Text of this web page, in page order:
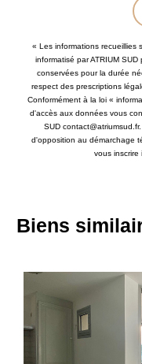
« Les informations recueillies
informatisé par ATRIUM
conservées pour la durée
respect des prescriptions
Conformément à la loi «
d'accès aux données vous
SUD
d'opposition au démarchage
vous inscrire
Biens